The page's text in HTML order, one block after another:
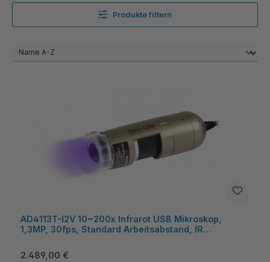
Produkte filtern
AD4113T-I2V 10~200x Infrarot USB Mikroskop,
1,3MP, 30fps, Standard Arbeitsabstand, IR
Dino-Lite
Regulärer Preis:
2.489,00 €